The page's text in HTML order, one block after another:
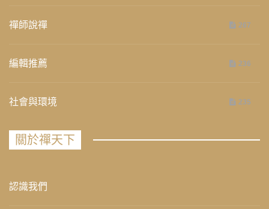
禪師說禪 267
編輯推薦 236
社會與環境 235
關於禪天下
認識我們